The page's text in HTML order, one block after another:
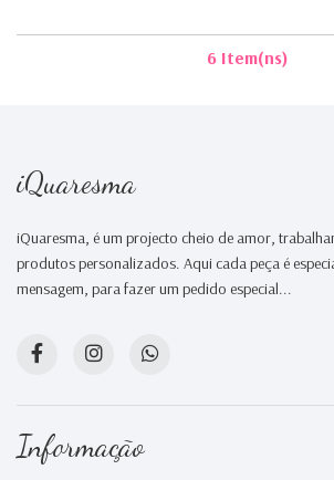
6 Item(ns)
iQuaresma
iQuaresma, é um projecto cheio de amor,
produtos personalizados. Aqui cada peça é
mensagem, para fazer um pedido especial...
Informação